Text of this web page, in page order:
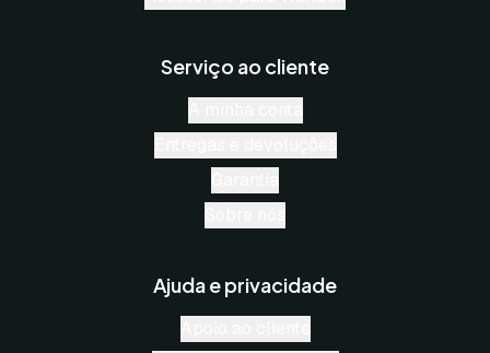
Serviço ao cliente
Ajuda e privacidade